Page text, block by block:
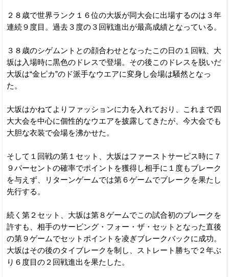
２８歳で世界ランク１６位の大坂が同大会に出場するのは３年
連続９度目。過去３度の３回戦進出が最高成績となっている。
３８歳のシゲムントとの顔合わせとなったこの日の１回戦、大
坂は入場時に黒色のドレスで登場。その後このドレスを脱いだ
大坂は“金ピカ”のド派手なウエアに変身し会場は騒然となっ
た。
大坂はかねてよりファッションに力を入れており、これまで四
大大会を中心に個性的なウエアを披露してきたが、今大会でも
大胆な衣装で会場を沸かせた。
そして１回戦の第１セット、大坂はファーストサービス時に７
９パーセントの確率でポイントを獲得し相手に１度もブレーク
を与えず、リターンゲームでは第６ゲームでブレークを果たし
先行する。
続く第２セット、大坂は第８ゲームでこの試合初のブレークを
許すも、相手のサービング・フォー・ザ・セットとなった直後
の第９ゲームでセットポイントを凌ぎブレークバックに成功。
大坂はその後のタイブレークを制し、ストレート勝ちで２年ぶ
り６度目の２回戦進出を果たした。